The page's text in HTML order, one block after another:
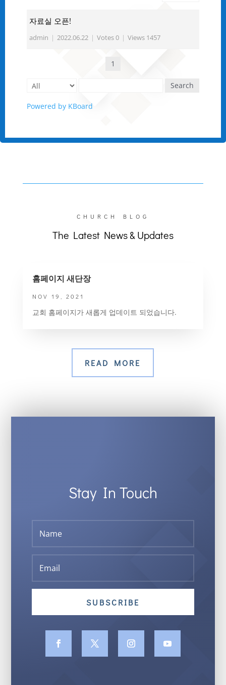
자료실 오픈!
admin | 2022.06.22 | Votes 0 | Views 1457
1
Search
Powered by KBoard
CHURCH BLOG
The Latest News & Updates
홈페이지 새단장
NOV 19, 2021
교회 홈페이지가 새롭게 업데이트 되었습니다.
READ MORE
Stay In Touch
SUBSCRIBE